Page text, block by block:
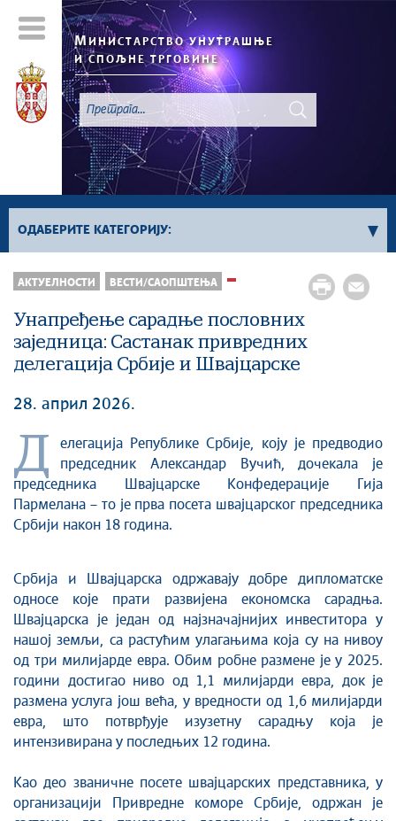
М ИНИСТАРСТВО УНУТРАШЊЕ
И СПОЉНЕ ТРГОВИНЕ
ОДАБЕРИТЕ КАТЕГОРИЈУ:
Регистар „Не Зови“
Све вести
АКТУЕЛНОСТИ ВЕСТИ/САОПШТЕЊА
Унапређење сарадње пословних
заједница: Састанак привредних
делегација Србије и Швајцарске
28. април 2026.
Д
елегација Републике Србије, коју је предводио
председник Александар Вучић, дочекала је
председника Швајцарске Конфедерације Гија
Пармелана – то је прва посета швајцарског председника
Србији након 18 година.
Србија и Швајцарска одржавају добре дипломатске
односе које прати развијена економска сарадња.
Швајцарска је један од најзначајнијих инвеститора у
нашој земљи, са растућим улагањима која су на нивоу
од три милијарде евра. Обим робне размене је у 2025.
години достигао ниво од 1,1 милијарди евра, док је
размена услуга још већа, у вредности од 1,6 милијарди
евра, што потврђује изузетну сарадњу која је
интензивирана у последњих 12 година.
Као део званичне посете швајцарских представника, у
организацији Привредне коморе Србије, одржан је